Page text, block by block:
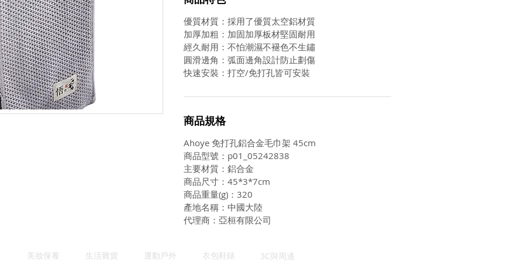
優質材質：採用了優質太空鋁材質
加厚加粗：加固加厚板材堅固耐用
經久耐用：不怕潮濕不褪色不生鏽
圓滑邊角：弧面邊角設計防止劃傷
快速安裝：打空/免打孔皆可安裝
商品規格
Ahoye 免打孔鋁合金毛巾架 45cm
商品型號：p01_05242838
主要材質：鋁合金
商品尺寸：45*3*7cm
商品重量(g)：320
產地名稱：中國大陸
代理商：亞桓有限公司
美妝保養 生活雜貨 運動戶外 衣包鞋錶 3C與周邊